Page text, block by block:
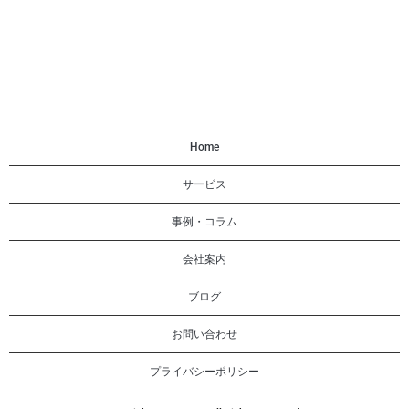
Home
サービス
事例・コラム
会社案内
ブログ
お問い合わせ
プライバシーポリシー